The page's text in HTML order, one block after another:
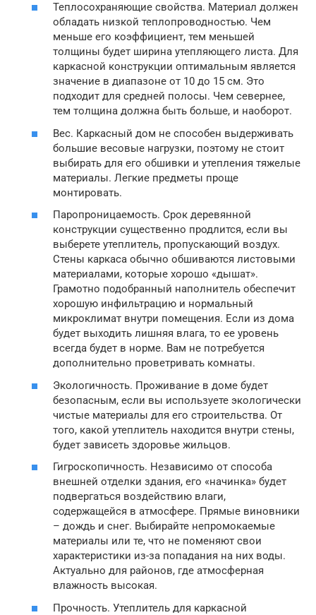
Теплосохраняющие свойства. Материал должен
обладать низкой теплопроводностью. Чем
меньше его коэффициент, тем меньшей
толщины будет ширина утепляющего листа. Для
каркасной конструкции оптимальным является
значение в диапазоне от 10 до 15 см. Это
подходит для средней полосы. Чем севернее,
тем толщина должна быть больше, и наоборот.
Вес. Каркасный дом не способен выдерживать
большие весовые нагрузки, поэтому не стоит
выбирать для его обшивки и утепления тяжелые
материалы. Легкие предметы проще
монтировать.
Паропроницаемость. Срок деревянной
конструкции существенно продлится, если вы
выберете утеплитель, пропускающий воздух.
Стены каркаса обычно обшиваются листовыми
материалами, которые хорошо «дышат».
Грамотно подобранный наполнитель обеспечит
хорошую инфильтрацию и нормальный
микроклимат внутри помещения. Если из дома
будет выходить лишняя влага, то ее уровень
всегда будет в норме. Вам не потребуется
дополнительно проветривать комнаты.
Экологичность. Проживание в доме будет
безопасным, если вы используете экологически
чистые материалы для его строительства. От
того, какой утеплитель находится внутри стены,
будет зависеть здоровье жильцов.
Гигроскопичность. Независимо от способа
внешней отделки здания, его «начинка» будет
подвергаться воздействию влаги,
содержащейся в атмосфере. Прямые виновники
– дождь и снег. Выбирайте непромокаемые
материалы или те, что не поменяют свои
характеристики из-за попадания на них воды.
Актуально для районов, где атмосферная
влажность высокая.
Прочность. Утеплитель для каркасной